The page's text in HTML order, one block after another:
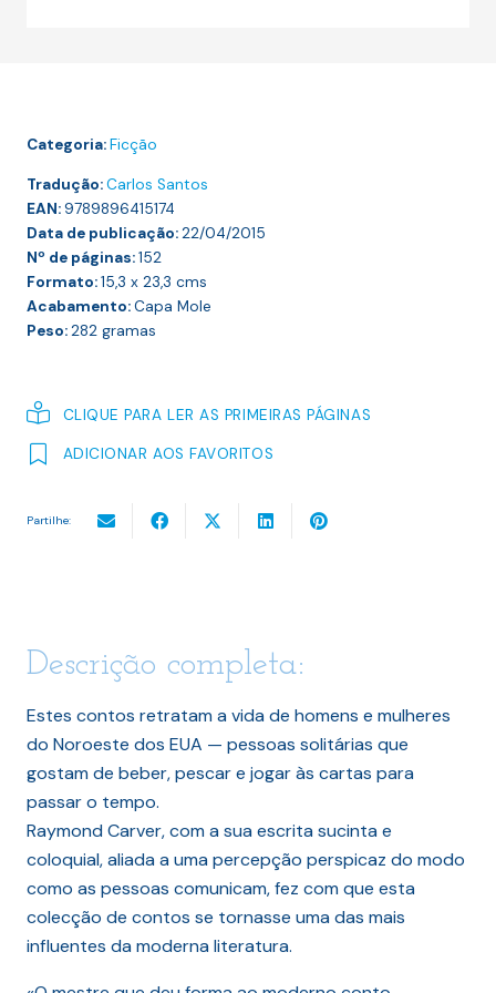
DE
AMOR
Categoria:Ficção
Tradução:Carlos Santos
EAN:9789896415174
Data de publicação:22/04/2015
Nº de páginas:152
Formato:15,3 x 23,3 cms
Acabamento:Capa Mole
Peso:282 gramas
CLIQUE PARA LER AS PRIMEIRAS PÁGINAS
ADICIONAR AOS FAVORITOS
Partilhe:
Descrição completa:
Estes contos retratam a vida de homens e mulheres
do Noroeste dos EUA — pessoas solitárias que
gostam de beber, pescar e jogar às cartas para
passar o tempo.
Raymond Carver, com a sua escrita sucinta e
coloquial, aliada a uma percepção perspicaz do modo
como as pessoas comunicam, fez com que esta
colecção de contos se tornasse uma das mais
influentes da moderna literatura.